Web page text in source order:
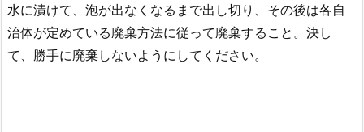
水に漬けて、泡が出なくなるまで出し切り、その後は各自
治体が定めている廃棄方法に従って廃棄すること。決し
て、勝手に廃棄しないようにしてください。